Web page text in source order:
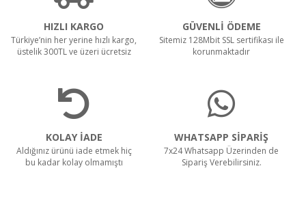
HIZLI KARGO
Türkiye’nin her yerine hızlı kargo,
üstelik 300TL ve üzeri ücretsiz
GÜVENLİ ÖDEME
Sitemiz 128Mbit SSL sertifikası ile
korunmaktadır
KOLAY İADE
Aldığınız ürünü iade etmek hiç
bu kadar kolay olmamıştı
WHATSAPP SİPARİŞ
7x24 Whatsapp Üzerinden de
Sipariş Verebilirsiniz.